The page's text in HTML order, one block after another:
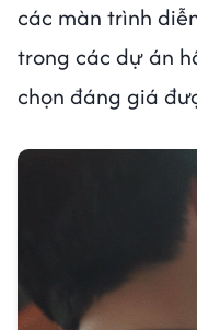
các màn trình
trong các dự án
chọn đáng giá